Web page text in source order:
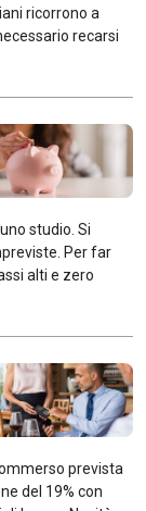
ricorrono a
recarsi
studio. Si
Per far
alti e zero
prevista
del 19% con